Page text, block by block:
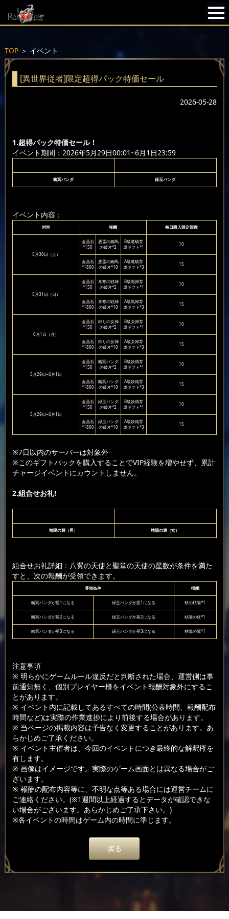
TOP＞ イベント
[異世界従者]限定超得パック特価セール
2026-05-28
1.超得パック特価セール！
イベント期間：2026年5月29日00:01~6月1日23:59
幽冥パンダ 緑玉パンダ
イベント内容：
时间 報酬 每日購入限定回数
5月30日（土）
金晶石
*150
悪霊の鋼馬
の破片*2
B級竜騎育
成ギフト*1
10
金晶石
*1800
悪霊の鋼馬
の破片*10
A級竜騎育
成ギフト*3
15
5月31日（日）
金晶石
*150
氷寒の戦神
の破片*2
B級戦神育
成ギフト*1
10
金晶石
*1800
氷寒の戦神
の破片*10
A級戦神育
成ギフト*3
15
6月1日（月）
金晶石
*150
狩りの女神
の破片*2
B級女神育
成ギフト*1
10
金晶石
*1800
狩りの女神
の破片*10
A級女神育
成ギフト*3
15
5月29日~6月1日
金晶石
*150
幽冥パンダ
の破片*2
B級妖精育
成ギフト*1
10
金晶石
*1800
幽冥パンダ
の破片*10
A級妖精育
成ギフト*3
15
5月29日~6月1日
金晶石
*150
緑玉パンダ
の破片*2
B級妖精育
成ギフト*1
10
金晶石
*1800
緑玉パンダ
の破片*10
A級妖精育
成ギフト*3
15
※7日以内のサーバーは対象外
※このギフトパックを購入することでVIP経験を増やせず、累計
チャージイベントにカウントしません。
2.組合せお礼!
枯陽の輝（男） 枯陽の輝（女）
組合せお礼詳細：八翼の天使と聖堂の天使の星数が条件を満た
すと、次の報酬が受領できます。
受領条件 报酬
幽冥パンダが星1になる 緑玉パンダが星1になる 秋の枯陽*1
幽冥パンダが星2になる 緑玉パンダが星2になる 枯陽の杖*1
幽冥パンダが星3になる 緑玉パンダが星3になる 枯陽の翼*1
注意事項
※ 明らかにゲームルール違反だと判断された場合、運営側は事
前通知無く、個別プレイヤー様をイベント報酬対象外にするこ
とがあります。
※ イベント内に記載してあるすべての時間(公表時間、報酬配布
時間など)は実際の作業進捗により前後する場合があります。
※ 当ページの掲載内容は予告なく変更することがあります。あ
らかじめご了承ください。
※ イベント主催者は、今回のイベントにつき最終的な解釈権を
有します。
※ 画像はイメージです。実際のゲーム画面とは異なる場合がご
ざいます。
※ 報酬の配布内容等に、不明な点等ある場合には運営チームに
ご連絡ください。(※1週間以上経過するとデータが確認できな
い場合がございます。あらかじめご了承下さい。)
※各イベントの時間はゲーム内の時間に準じます。
戻る